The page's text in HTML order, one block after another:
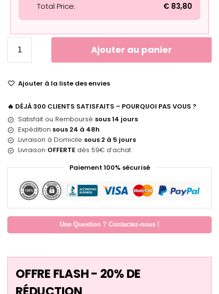
Total Price:
€ 83,80
Ajouter au panier
Ajouter à la liste des envies
🔥 DÉJÀ 300 CLIENTS SATISFAITS – POURQUOI PAS VOUS ?
Satisfait ou Remboursé sous 14 jours
Expédition sous 24 à 48h
Livraison à Domicile sous 2 à 5 jours
Livraison OFFERTE dès 59€ d’achat
Paiement 100% sécurisé
Une Question ? Contactez-nous !
OFFRE FLASH - 20% DE